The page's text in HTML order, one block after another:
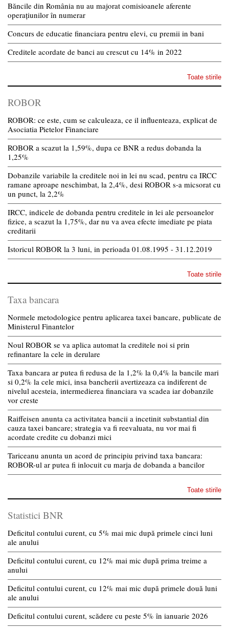
Băncile din România nu au majorat comisioanele aferente
operațiunilor în numerar
Concurs de educatie financiara pentru elevi, cu premii in bani
Creditele acordate de banci au crescut cu 14% in 2022
Toate stirile
ROBOR
ROBOR: ce este, cum se calculeaza, ce il influenteaza, explicat de
Asociatia Pietelor Financiare
ROBOR a scazut la 1,59%, dupa ce BNR a redus dobanda la
1,25%
Dobanzile variabile la creditele noi in lei nu scad, pentru ca IRCC
ramane aproape neschimbat, la 2,4%, desi ROBOR s-a micsorat cu
un punct, la 2,2%
IRCC, indicele de dobanda pentru creditele in lei ale persoanelor
fizice, a scazut la 1,75%, dar nu va avea efecte imediate pe piata
creditarii
Istoricul ROBOR la 3 luni, in perioada 01.08.1995 - 31.12.2019
Toate stirile
Taxa bancara
Normele metodologice pentru aplicarea taxei bancare, publicate de
Ministerul Finantelor
Noul ROBOR se va aplica automat la creditele noi si prin
refinantare la cele in derulare
Taxa bancara ar putea fi redusa de la 1,2% la 0,4% la bancile mari
si 0,2% la cele mici, insa bancherii avertizeaza ca indiferent de
nivelul acesteia, intermedierea financiara va scadea iar dobanzile
vor creste
Raiffeisen anunta ca activitatea bancii a incetinit substantial din
cauza taxei bancare; strategia va fi reevaluata, nu vor mai fi
acordate credite cu dobanzi mici
Tariceanu anunta un acord de principiu privind taxa bancara:
ROBOR-ul ar putea fi inlocuit cu marja de dobanda a bancilor
Toate stirile
Statistici BNR
Deficitul contului curent, cu 5% mai mic după primele cinci luni
ale anului
Deficitul contului curent, cu 12% mai mic după prima treime a
anului
Deficitul contului curent, cu 12% mai mic după primele două luni
ale anului
Deficitul contului curent, scădere cu peste 5% în ianuarie 2026